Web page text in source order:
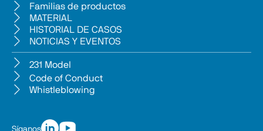
Familias de productos
MATERIAL
HISTORIAL DE CASOS
NOTICIAS Y EVENTOS
231 Model
Code of Conduct
Whistleblowing
Síganos